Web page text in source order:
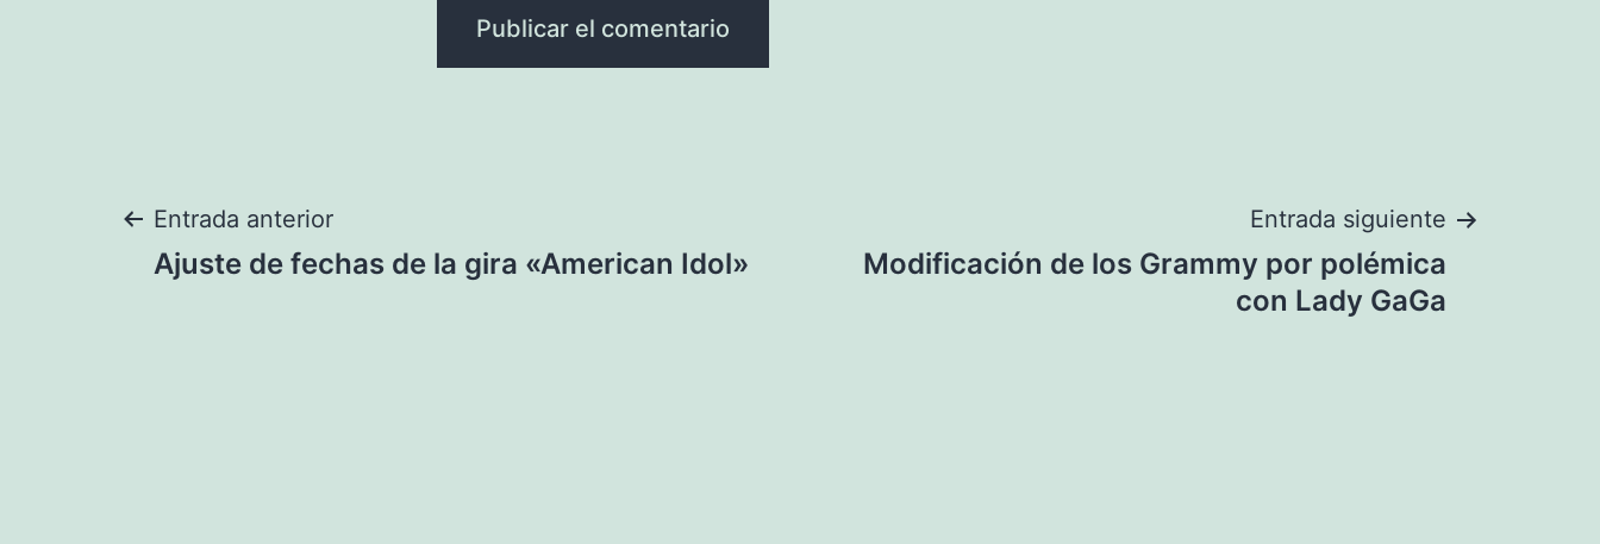
Navegación
Entrada anterior
Ajuste de fechas de la gira «American Idol»
Entrada siguiente
Modificación de los Grammy por polémica
con Lady GaGa